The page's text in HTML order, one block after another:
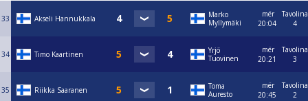
33 Akseli Hannukkala
Marko
Myllymäki
mër
20:04
Tavolina
4
34 Timo Kaartinen
Yrjö
Tuovinen
mër
20:21
Tavolina
3
35 Riikka Saaranen
Toma
Auresto
mër
20:45
Tavolina
2